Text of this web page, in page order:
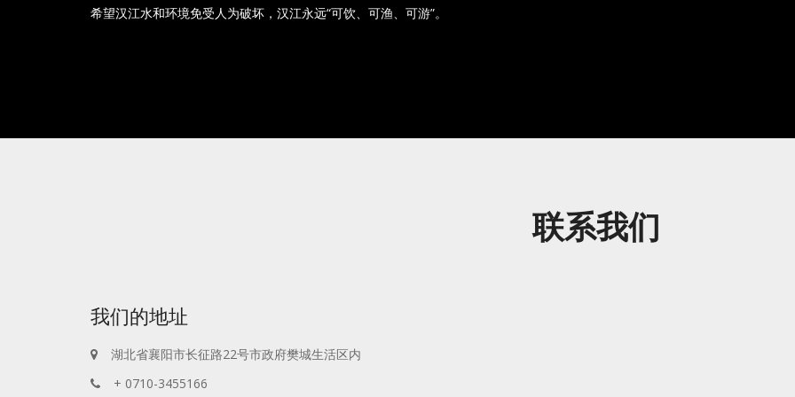
希望汉江水和环境免受人为破坏，汉江永远“可饮、可渔、可游”。
联系我们
我们的地址
湖北省襄阳市长征路22号市政府樊城生活区内
+ 0710-3455166